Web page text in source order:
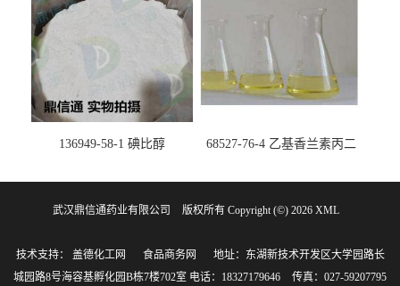
136949-58-1 碘比醇
68527-76-4 乙基香兰素丙二
剂 -香精香料 -鼎信通李杰
武汉鼎信通药业有限公司 版权所有 Copyright (©) 2026 XML
技术支持： 盖德化工网 食品商务网
地址：东湖新技术开发区大学园路长
城园路8号海容基孵化园B栋7楼702室 电话：18327179646 传真：027-59207795